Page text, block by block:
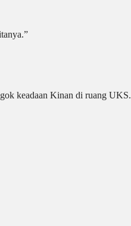
keadaan Kinan di ruang UKS.